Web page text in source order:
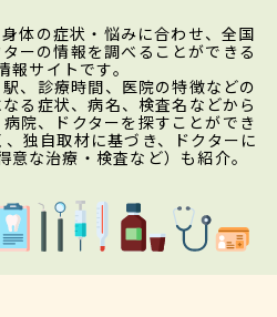
体の症状・悩みに合わせ、全国
ーの情報を調べることができる
報サイトです。
、診療時間、医院の特徴などの
る症状、病名、検査名などから
院、ドクターを探すことができ
独自取材に基づき、ドクターに
な治療・検査など）も紹介。